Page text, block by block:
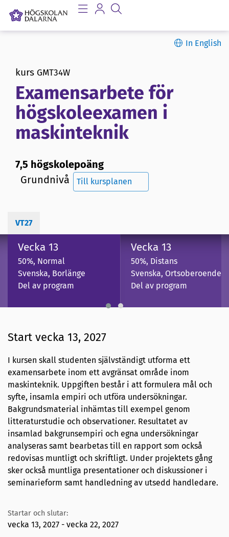
In English
kurs GMT34W
Examensarbete för
högskoleexamen i
maskinteknik
7,5 högskolepoäng
Grundnivå
Till kursplanen
VT27
Vecka 13
50%, Normal
Svenska, Borlänge
Del av program
Vecka 13
50%, Distans
Svenska, Ortsoberoende
Del av program
Start vecka 13, 2027
I kursen skall studenten självständigt utforma ett
examensarbete inom ett avgränsat område inom
maskinteknik. Uppgiften består i att formulera mål och
syfte, insamla empiri och utföra undersökningar.
Bakgrundsmaterial inhämtas till exempel genom
litteraturstudie och observationer. Resultatet av
insamlad bakgrunsempiri och egna undersökningar
analyseras samt bearbetas till en rapport som också
redovisas muntligt och skriftligt. Under projektets gång
sker också muntliga presentationer och diskussioner i
seminarieform samt handledning av utsedd handledare.
Startar och slutar:
vecka 13, 2027 - vecka 22, 2027